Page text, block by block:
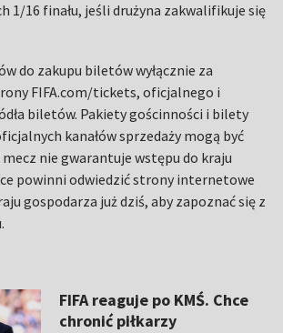
1/16 finału, jeśli drużyna zakwalifikuje się
do zakupu biletów wyłącznie za
FIFA.com/tickets, oficjalnego i
biletów. Pakiety gościnności i bilety
kanałów sprzedaży mogą być
nie gwarantuje wstępu do kraju
powinni odwiedzić strony internetowe
gospodarza już dziś, aby zapoznać się z
FIFA reaguje po KMŚ. Chce
chronić piłkarzy